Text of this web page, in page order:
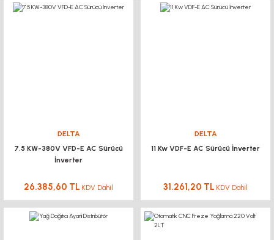
DELTA
7.5 KW-380V VFD-E AC Sürücü
İnverter
26.385,60 TL KDV Dahil
DELTA
11 Kw VDF-E AC Sürücü İnverter
31.261,20 TL KDV Dahil